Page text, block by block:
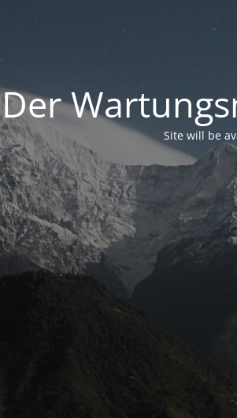
Der
Site will be